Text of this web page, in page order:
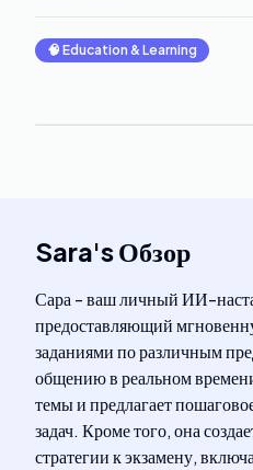
🧠 Education & Learning
Sara'sОбзор
Сара - ваш личный ИИ-
предоставляющий
заданиями по различным
общению в реальном
темы и предлагает
задач. Кроме того, она
стратегии к экзамену,